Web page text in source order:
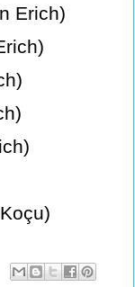
Erich)